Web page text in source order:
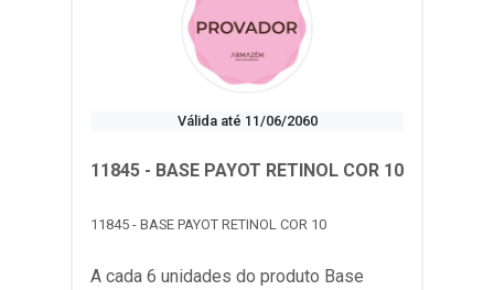
Válida até 11/06/2060
11845 - BASE PAYOT RETINOL COR 10
11845 - BASE PAYOT RETINOL COR 10
A cada 6 unidades do produto Base